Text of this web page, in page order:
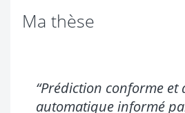
Ma thèse
“Prédiction conforme et
automatique informé